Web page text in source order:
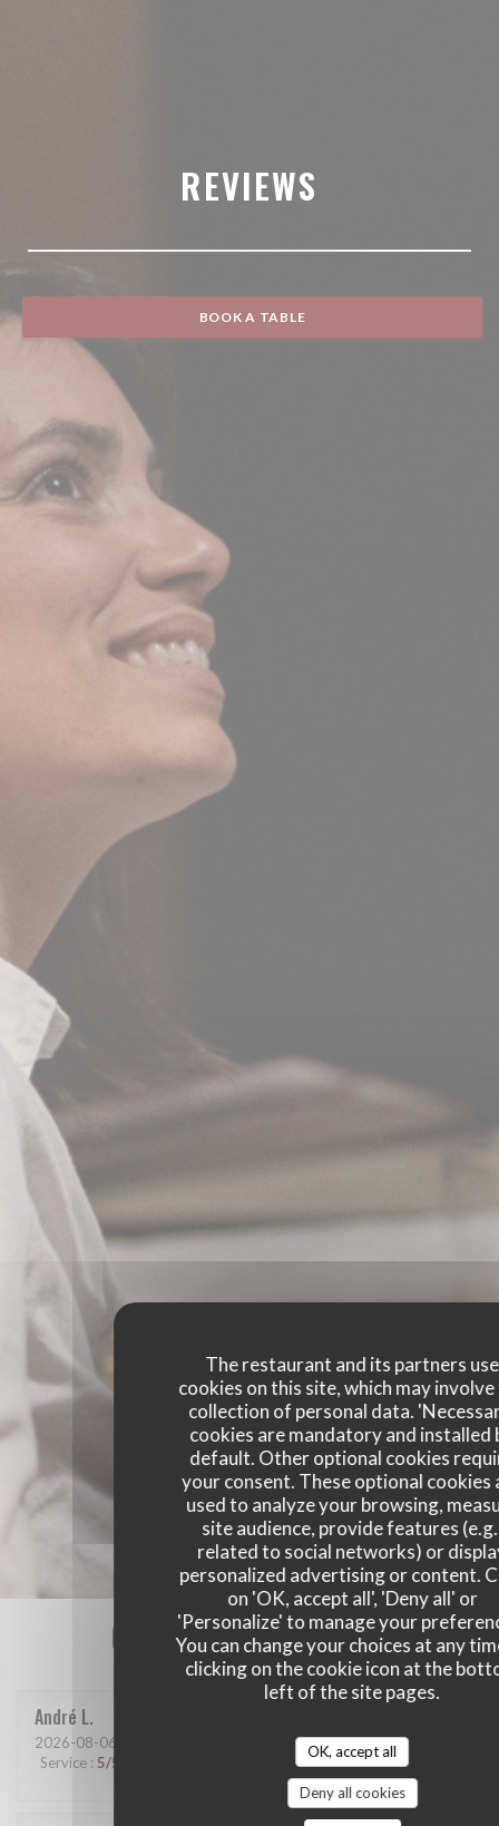
The restaurant and its partners use
cookies on this site, which may
collection of personal data.
cookies are mandatory and installed
default. Other optional cookies
your consent. These optional cookies
used to analyze your browsing,
site audience, provide features
related to social networks) or
personalized advertising or content.
on 'OK, accept all', 'Deny all' or
'Personalize' to manage your
You can change your choices at any
clicking on the cookie icon at the
left of the site pages.
OK, accept all
Deny all cookies
REVIEWS
BOOK A TABLE
Our customer ratings
André L
2026-08-06
Service : 5/5 /5 Value:4/5